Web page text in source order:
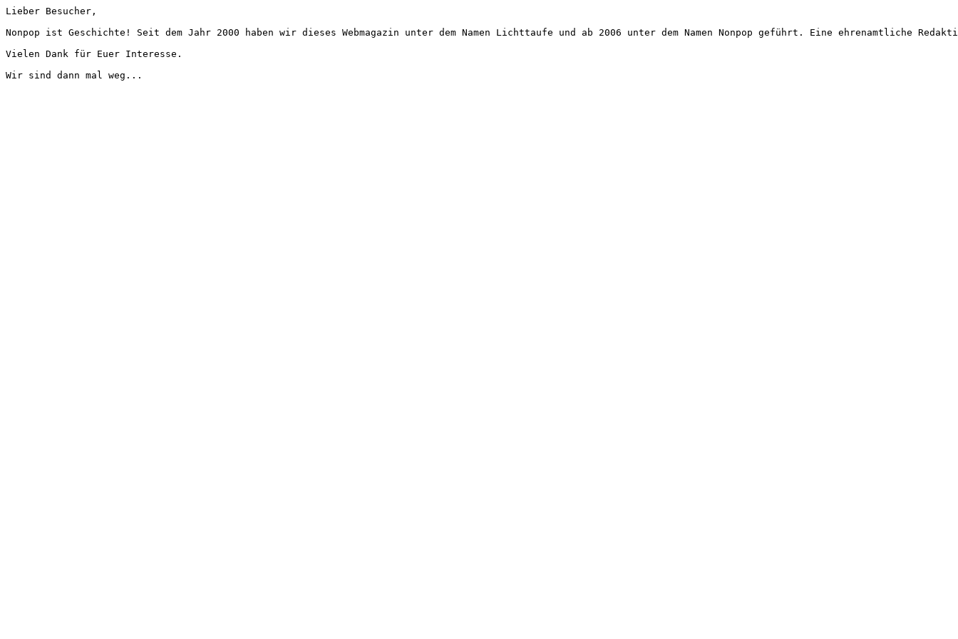
Lieber Besucher,
Nonpop ist Geschichte! Seit dem Jahr 2000 haben wir dieses Webmagazin unter dem Namen Lichttaufe und ab 2006 unter dem Namen Nonpop geführt. Eine ehrenamtliche
Vielen Dank für Euer Interesse.
Wir sind dann mal weg...